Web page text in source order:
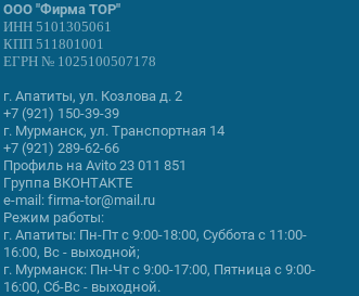
ООО "Фирма ТОР"
ИНН 5101305061
КПП 511801001
ЕГРН № 1025100507178
г. Апатиты, ул. Козлова д. 2
+7 (921) 150-39-39
г. Мурманск, ул. Транспортная 14
+7 (921) 289-62-66
Профиль на Avito 23 011 851
Группа ВКОНТАКТЕ
e-mail: firma-tor@mail.ru
Режим работы:
г. Апатиты: Пн-Пт с 9:00-18:00, Суббота с 11:00-
16:00, Вс - выходной;
г. Мурманск: Пн-Чт с 9:00-17:00, Пятница с 9:00-
16:00, Сб-Вс - выходной.